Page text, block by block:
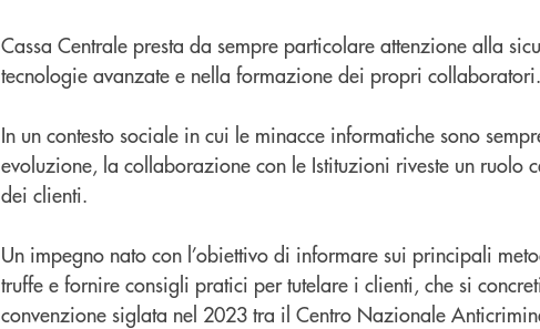
Cassa Centrale presta da sempre particolare attenzione alla
tecnologie avanzate e nella formazione dei propri collaboratori.
In un contesto sociale in cui le minacce informatiche sono
evoluzione, la collaborazione con le Istituzioni riveste un ruolo
dei clienti.
Un impegno nato con l’obiettivo di informare sui principali
truffe e fornire consigli pratici per tutelare i clienti, che si
convenzione siglata nel 2023 tra il Centro Nazionale